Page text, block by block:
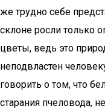
же трудно себе
склоне росли только
цветы, ведь это
неподвластен
говорить о том, что
старания пчеловода,